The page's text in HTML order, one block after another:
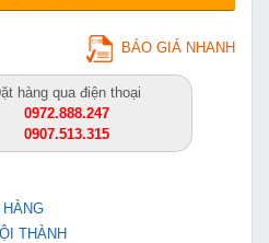
BÁO GIÁ NHANH
hàng qua điện thoại
0972.888.247
0907.513.315
THÀNH